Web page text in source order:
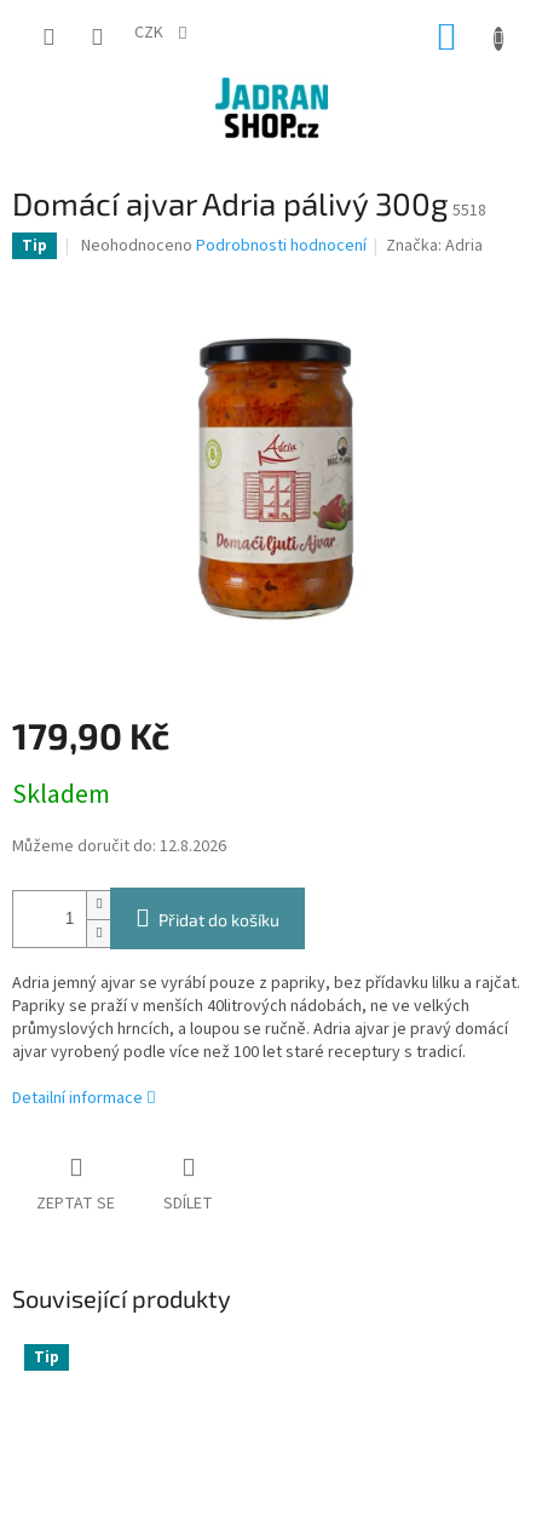
CZK
Domácí ajvar Adria pálivý 300g 5518
Tip
Průměrné
Neohodnoceno Podrobnosti hodnocení Značka:Adria
179,90 Kč
cena:
Skladem
Můžeme doručit do: 12.8.2026
Přidat do košíku
Adria jemný ajvar se vyrábí pouze z papriky, bez přídavku lilku a rajčat.
Papriky se praží v menších 40litrových nádobách, ne ve velkých
průmyslových hrncích, a loupou se ručně. Adria ajvar je pravý domácí
ajvar vyrobený podle více než 100 let staré receptury s tradicí.
Detailní informace
ZEPTAT SE SDÍLET
Související produkty
Tip